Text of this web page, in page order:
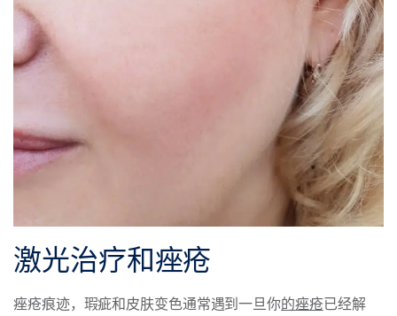
激光治疗和痤疮
痤疮痕迹，瑕疵和皮肤变色通常遇到一旦你的痤疮已经解